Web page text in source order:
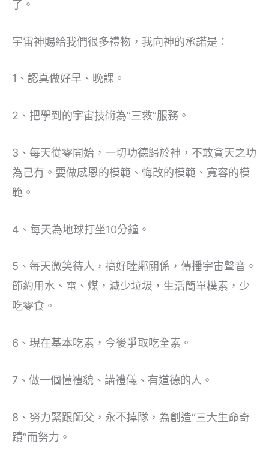
了。
宇宙神賜給我們很多禮物，我向神的承諾是：
1、認真做好早、晚課。
2、把學到的宇宙技術為“三救”服務。
3、每天從零開始，一切功德歸於神，不敢貪天之功
為己有。要做感恩的模範、悔改的模範、寬容的模
範。
4、每天為地球打坐10分鐘。
5、每天微笑待人，搞好睦鄰關係，傳播宇宙聲音。
節約用水、電、煤，減少垃圾，生活簡單樸素，少
吃零食。
6、現在基本吃素，今後爭取吃全素。
7、做一個懂禮貌、講禮儀、有道德的人。
8、努力緊跟師父，永不掉隊，為創造“三大生命奇
蹟”而努力。